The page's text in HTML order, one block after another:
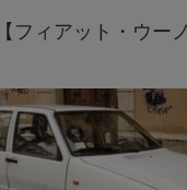
【フィアット・ウーノ